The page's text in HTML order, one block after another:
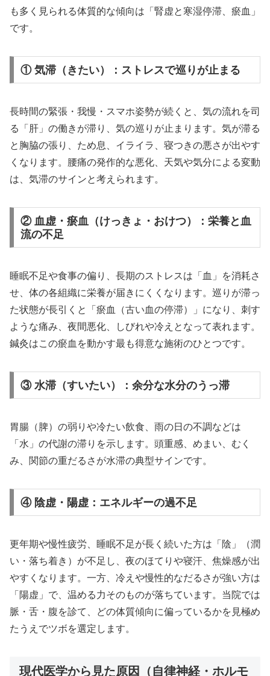
も多く見られる体質的な傾向は「腎虚と寒湿停滞、瘀血」
です。
① 気滞（きたい）：ストレスで巡りが止まる
長時間の緊張・我慢・スマホ姿勢が続くと、気の流れを司
る「肝」の働きが滞り、気の巡りが止まります。気が滞る
と胸脇の張り、ため息、イライラ、寝つきの悪さが出やす
くなります。腰痛の発作的な悪化、天気や気分による変動
は、気滞のサインと考えられます。
② 血虚・瘀血（けっきょ・おけつ）：栄養と血
流の不足
睡眠不足や食事の偏り、長期のストレスは「血」を消耗さ
せ、体の各組織に栄養が届きにくくなります。巡りが滞っ
た状態が長引くと「瘀血（古い血の停滞）」になり、刺す
ような痛み、夜間悪化、しびれや冷えとなって表れます。
鍼灸はこの瘀血を動かす最も得意な施術のひとつです。
③ 水滞（すいたい）：余分な水分のうっ滞
胃腸（脾）の弱りや冷たい飲食、雨の日の不調などは
「水」の代謝の滞りを示します。頭重感、めまい、むく
み、関節の重だるさが水滞の典型サインです。
④ 陰虚・陽虚：エネルギーの過不足
更年期や慢性疲労、睡眠不足が長く続いた方は「陰」（潤
い・落ち着き）が不足し、夜のほてりや寝汗、焦燥感が出
やすくなります。一方、冷えや慢性的なだるさが強い方は
「陽虚」で、温める力そのものが落ちています。当院では
脈・舌・腹を診て、どの体質傾向に偏っているかを見極め
たうえでツボを選定します。
現代医学から見た原因（自律神経・ホルモ